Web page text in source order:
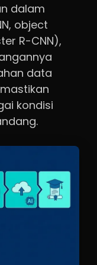
dalam
object
R-CNN),
data
kondisi